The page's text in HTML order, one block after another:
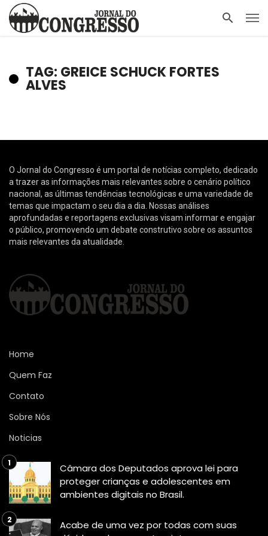
TAG: GREICE SCHUCK FORTES
ALVES
O Jornal do Congresso é um portal de notícias completo, dedicado
a trazer as informações mais relevantes sobre o cenário político
nacional, as últimas tendências tecnológicas e uma variedade de
temas que impactam o seu dia a dia. Nossas análises
aprofundadas e reportagens exclusivas visam informar e engajar
o público, promovendo um debate construtivo sobre os assuntos
mais relevantes da atualidade.
Home
Quem Faz
Contato
Sobre Nós
Noticias
Câmara dos Deputados aprova lei para
proteger crianças e adolescentes em
ambientes digitais no Brasil.
Acabe de uma vez por todas com suas